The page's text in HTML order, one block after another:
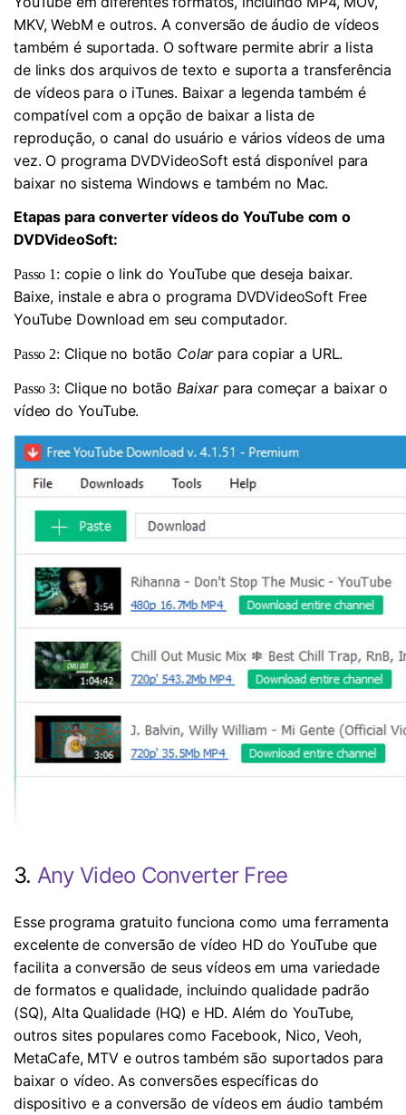
MKV, WebM e outros. A conversão de áudio de vídeos
também é suportada. O software permite abrir a lista
de links dos arquivos de texto e suporta a transferência
de vídeos para o iTunes. Baixar a legenda também é
compatível com a opção de baixar a lista de
reprodução, o canal do usuário e vários vídeos de uma
vez. O programa DVDVideoSoft está disponível para
baixar no sistema Windows e também no Mac.
Etapas para converter vídeos do YouTube com o
DVDVideoSoft:
Passo 1 : copie o link do YouTube que deseja baixar.
Baixe, instale e abra o programa DVDVideoSoft Free
YouTube Download em seu computador.
Passo 2: Clique no botão Colar para copiar a URL.
Passo 3: Clique no botão Baixar para começar a baixar o
vídeo do YouTube.
3. Any Video Converter Free
Esse programa gratuito funciona como uma ferramenta
excelente de conversão de vídeo HD do YouTube que
facilita a conversão de seus vídeos em uma variedade
de formatos e qualidade, incluindo qualidade padrão
(SQ), Alta Qualidade (HQ) e HD. Além do YouTube,
outros sites populares como Facebook, Nico, Veoh,
MetaCafe, MTV e outros também são suportados para
baixar o vídeo. As conversões específicas do
dispositivo e a conversão de vídeos em áudio também